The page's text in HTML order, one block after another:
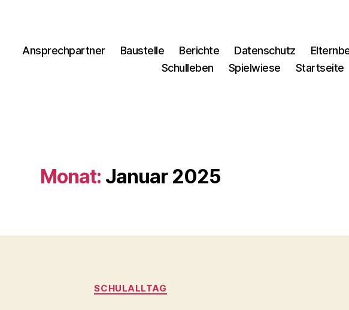
Ansprechpartner Baustelle Berichte Datenschutz
Schulleben
Spielwiese Startseite
Monat: Januar 2025
SCHULALLTAG